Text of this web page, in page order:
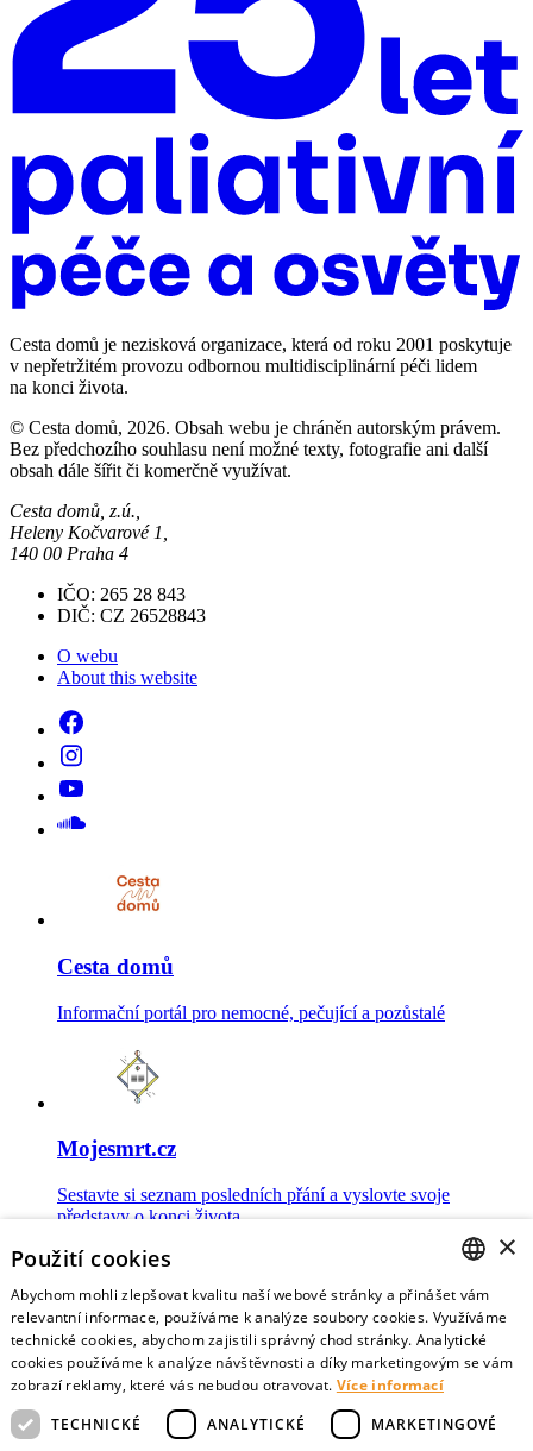
Cesta domů je nezisková organizace, která od roku 2001 poskytuje
v nepřetržitém provozu odbornou multidisciplinární péči lidem
na konci života.
© Cesta domů, 2026. Obsah webu je chráněn autorským právem.
Bez předchozího souhlasu není možné texty, fotografie ani další
obsah dále šířit či komerčně využívat.
Cesta domů, z.ú.,
Heleny Kočvarové 1,
140 00 Praha 4
IČO: 265 28 843
DIČ: CZ 26528843
O webu
About this website
Cesta domů
Informační portál pro nemocné, pečující a pozůstalé
Mojesmrt.cz
Sestavte si seznam posledních přání a vyslovte svoje
představy o konci života
Data o umírání
Nejnovější data o postojích veřejnosti a zdravotníků k umírání
CZECH
ENGLISH
×
Použití cookies
Abychom mohli zlepšovat kvalitu naší webové stránky a přinášet vám
relevantní informace, používáme k analýze soubory cookies. Využíváme
technické cookies, abychom zajistili správný chod stránky. Analytické
cookies používáme k analýze návštěvnosti a díky marketingovým se vám
zobrazí reklamy, které vás nebudou otravovat. Více informací
TECHNICKÉ
ANALYTICKÉ MARKETINGOVÉ